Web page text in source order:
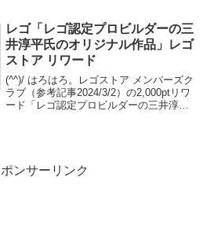
ペーン内容等をご紹介します。...
レゴ「レゴ認定プロビルダーの三
井淳平氏のオリジナル作品」レゴ
ストア リワード
(^^)/ はろはろ。レゴストア メンバーズク
ラブ（参考記事2024/3/2）の2,000ptリワ
ード「レゴ認定プロビルダーの三井淳平
ンサーリンク